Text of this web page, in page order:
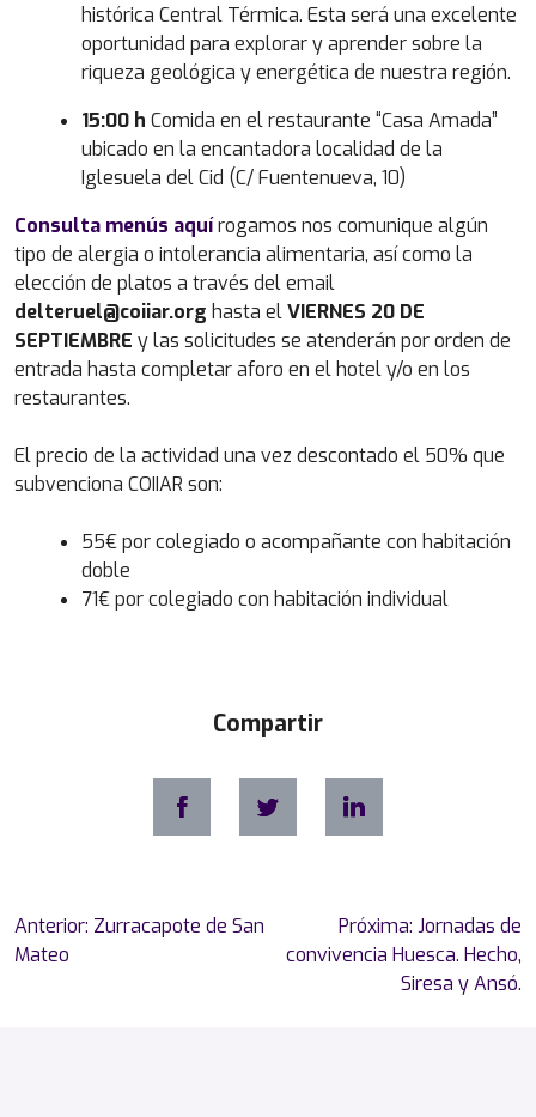
histórica Central Térmica. Esta será una excelente
oportunidad para explorar y aprender sobre la
riqueza geológica y energética de nuestra región.
15:00 h Comida en el restaurante “Casa Amada”
ubicado en la encantadora localidad de la
Iglesuela del Cid (C/ Fuentenueva, 10)
Consulta menús aquírogamos nos comunique algún
tipo de alergia o intolerancia alimentaria, así como la
elección de platos a través del email
delteruel@coiiar.org hasta elVIERNES 20 DE
SEPTIEMBRE y las solicitudes se atenderán por orden de
entrada hasta completar aforo en el hotel y/o en los
restaurantes.
El precio de la actividad una vez descontado el 50% que
subvenciona COIIAR son:
55€ por colegiado o acompañante con habitación
doble
71€ por colegiado con habitación individual
Compartir
Navegación
de
Anterior: Zurracapote de San
Mateo
Próxima: Jornadas de
convivencia Huesca. Hecho,
Siresa y Ansó.